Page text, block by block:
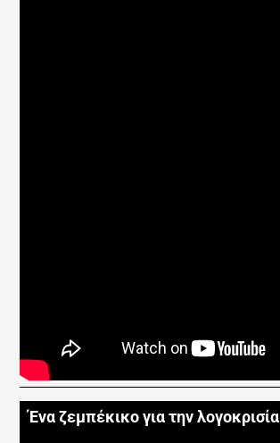
Ένα ζεμπέκικο για την λογοκρισία